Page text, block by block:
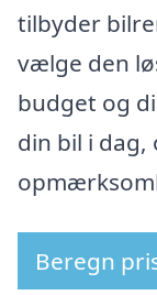
tilbyder
vælge den
budget og
din bil i dag,
Beregn